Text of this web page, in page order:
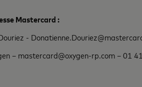
Mastercard :
-
– mastercard@oxygen-rp.com – 01